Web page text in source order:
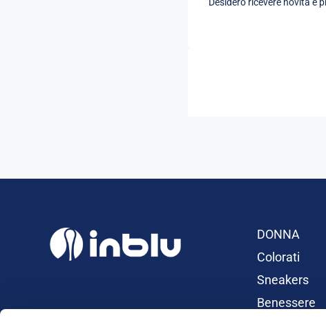
DONNA
Colorati
Sneakers
Benessere